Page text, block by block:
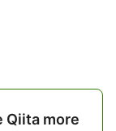
Qiita more